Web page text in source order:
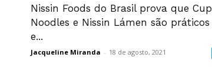
Nissin Foods do Brasil prova que Cup
Noodles e Nissin Lámen são práticos
e...
Jacqueline Miranda - 18 de agosto, 2021